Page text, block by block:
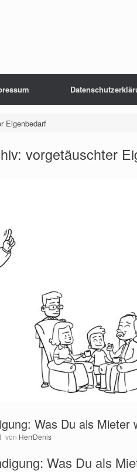
Eigenbedarf
vorgetäuschter
Was Du als Mieter
von HerrDenis
Was Du als